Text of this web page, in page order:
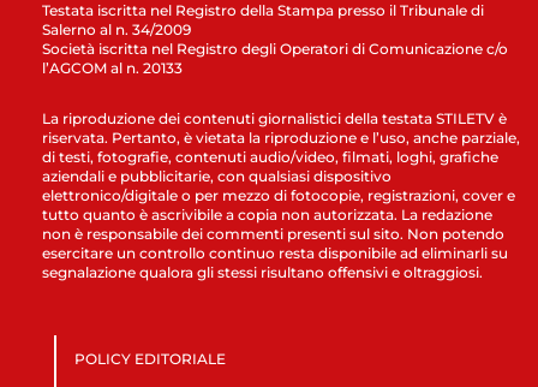
Testata iscritta nel Registro della Stampa presso il Tribunale di
Salerno al n. 34/2009
Società iscritta nel Registro degli Operatori di Comunicazione c/o
l’AGCOM al n. 20133
La riproduzione dei contenuti giornalistici della testata STILETV è
riservata. Pertanto, è vietata la riproduzione e l’uso, anche parziale,
di testi, fotografie, contenuti audio/video, filmati, loghi, grafiche
aziendali e pubblicitarie, con qualsiasi dispositivo
elettronico/digitale o per mezzo di fotocopie, registrazioni, cover e
tutto quanto è ascrivibile a copia non autorizzata. La redazione
non è responsabile dei commenti presenti sul sito. Non potendo
esercitare un controllo continuo resta disponibile ad eliminarli su
segnalazione qualora gli stessi risultano offensivi e oltraggiosi.
POLICY EDITORIALE